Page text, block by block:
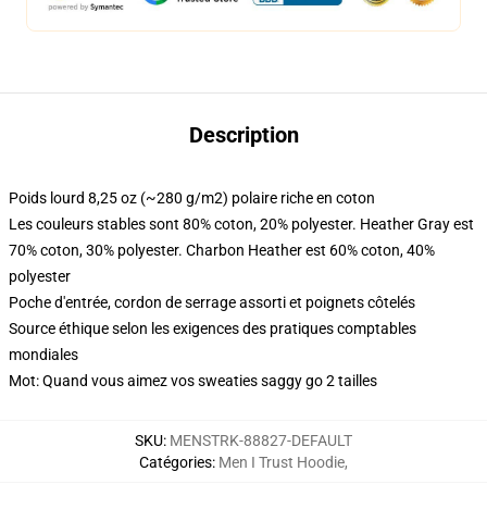
Description
Poids lourd 8,25 oz (~280 g/m2) polaire riche en coton
Les couleurs stables sont 80% coton, 20% polyester. Heather Gray est
70% coton, 30% polyester. Charbon Heather est 60% coton, 40%
polyester
Poche d'entrée, cordon de serrage assorti et poignets côtelés
Source éthique selon les exigences des pratiques comptables
mondiales
Mot: Quand vous aimez vos sweaties saggy go 2 tailles
SKU: MENSTRK-88827-DEFAULT
Catégories: Men I Trust Hoodie,